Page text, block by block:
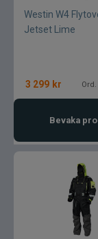
Westin W4
Jetset Lime
3 299 kr
Bevaka